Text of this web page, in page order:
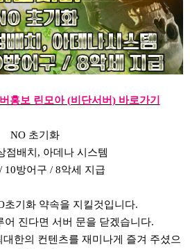
홍보 린모아 (비단서버) 바로가기
NO 초기화
점배치, 아데나 시스템
10방어구 / 8악세 지급
초기화 약속을 지킬것입니다.
어 진다면 서버 문을 닫겠습니다.
한의 컨텐츠를 재미나게 즐겨 주셨으